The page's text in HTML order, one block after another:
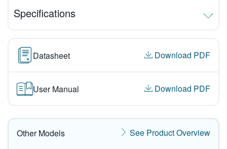
Specifications
Datasheet Download PDF
User Manual Download PDF
Other Models See Product Overview